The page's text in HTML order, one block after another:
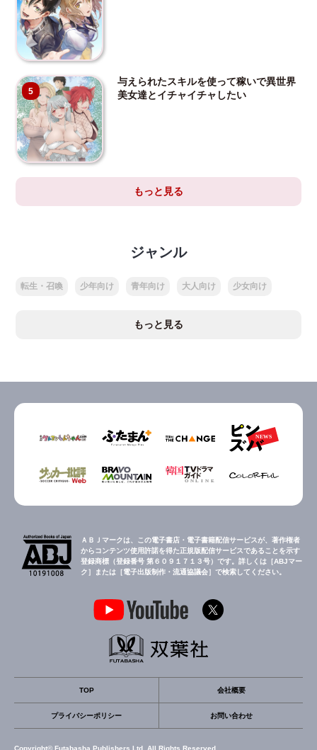
5
与えられたスキルを使って稼いで異世界
美女達とイチャイチャしたい
もっと見る
ジャンル
転生・召喚 少年向け 青年向け 大人向け 少女向け
もっと見る
ＡＢＪマークは、この電子書店・電子書籍配信サービスが、著作権者
からコンテンツ使用許諾を得た正規版配信サービスであることを示す
登録商標（登録番号 第６０９１７１３号）です。詳しくは［ABJマー
ク］または［電子出版制作・流通協議会］で検索してください。
TOP 会社概要
プライバシーポリシー お問い合わせ
Copyright© Futabasha Publishers Ltd. All Rights Reserved